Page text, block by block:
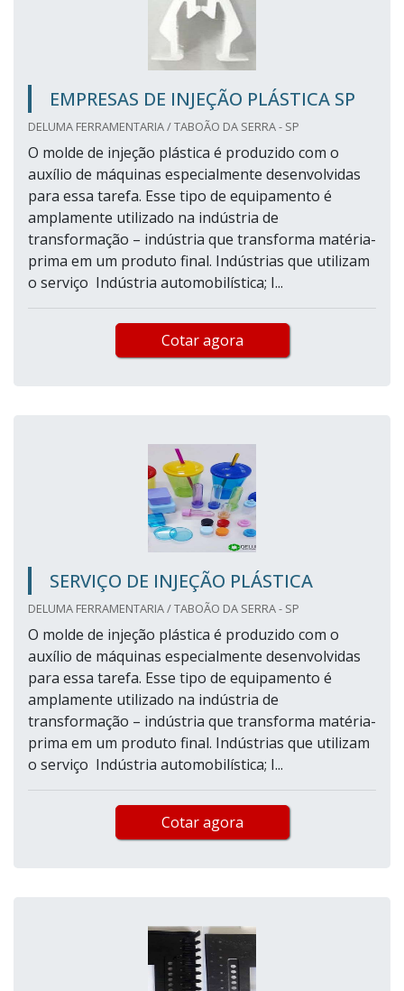
EMPRESAS DE INJEÇÃO PLÁSTICA SP
DELUMA FERRAMENTARIA / TABOÃO DA SERRA - SP
O molde de injeção plástica é produzido com o
auxílio de máquinas especialmente desenvolvidas
para essa tarefa. Esse tipo de equipamento é
amplamente utilizado na indústria de
transformação – indústria que transforma matéria-
prima em um produto final. Indústrias que utilizam
o serviço Indústria automobilística; I...
Cotar agora
SERVIÇO DE INJEÇÃO PLÁSTICA
DELUMA FERRAMENTARIA / TABOÃO DA SERRA - SP
O molde de injeção plástica é produzido com o
auxílio de máquinas especialmente desenvolvidas
para essa tarefa. Esse tipo de equipamento é
amplamente utilizado na indústria de
transformação – indústria que transforma matéria-
prima em um produto final. Indústrias que utilizam
o serviço Indústria automobilística; I...
Cotar agora